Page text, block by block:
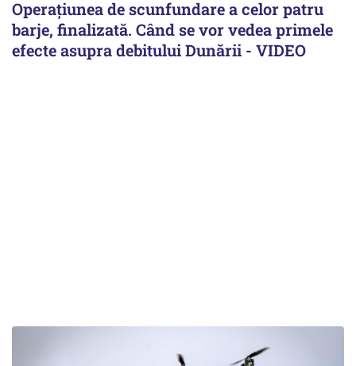
Operațiunea de scunfundare a celor patru
barje, finalizată. Când se vor vedea primele
efecte asupra debitului Dunării - VIDEO